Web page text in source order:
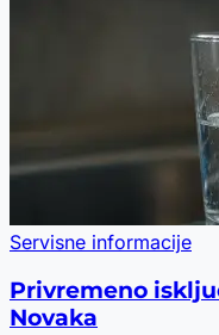
Servisne informacije
Privremeno
Novaka